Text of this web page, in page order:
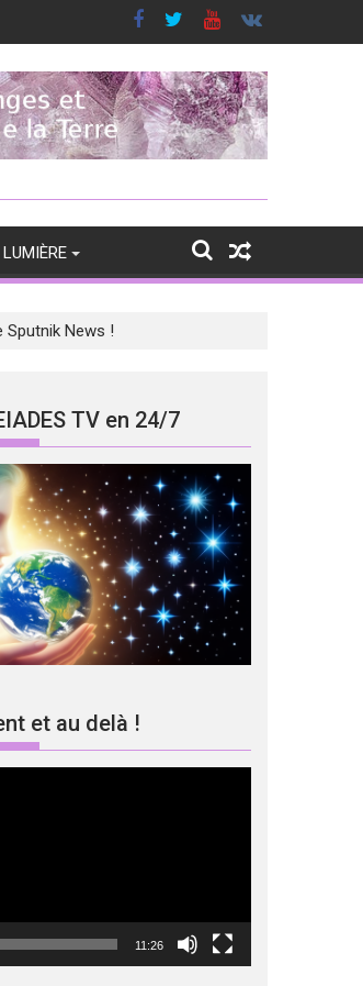
News !
TV en 24/7
et au delà !
11:26